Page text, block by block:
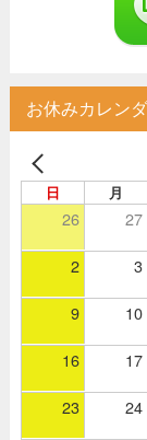
お休みカレン
日 月
26 27
2 3
9 10
16 17
23 24